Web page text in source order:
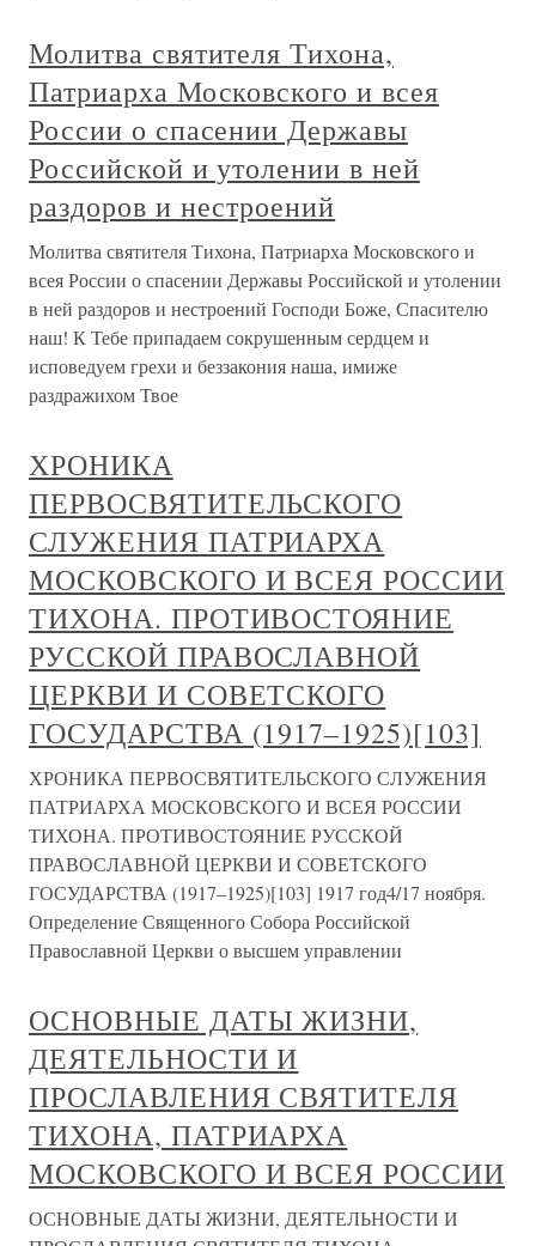
Молитва святителя Тихона,
Патриарха Московского и всея
России о спасении Державы
Российской и утолении в ней
раздоров и нестроений
Молитва святителя Тихона, Патриарха Московского и
всея России о спасении Державы Российской и утолении
в ней раздоров и нестроений Господи Боже, Спасителю
наш! К Тебе припадаем сокрушенным сердцем и
исповедуем грехи и беззакония наша, имиже
раздражихом Твое
ХРОНИКА
ПЕРВОСВЯТИТЕЛЬСКОГО
СЛУЖЕНИЯ ПАТРИАРХА
МОСКОВСКОГО И ВСЕЯ РОССИИ
ТИХОНА. ПРОТИВОСТОЯНИЕ
РУССКОЙ ПРАВОСЛАВНОЙ
ЦЕРКВИ И СОВЕТСКОГО
ГОСУДАРСТВА (1917–1925)[103]
ХРОНИКА ПЕРВОСВЯТИТЕЛЬСКОГО СЛУЖЕНИЯ
ПАТРИАРХА МОСКОВСКОГО И ВСЕЯ РОССИИ
ТИХОНА. ПРОТИВОСТОЯНИЕ РУССКОЙ
ПРАВОСЛАВНОЙ ЦЕРКВИ И СОВЕТСКОГО
ГОСУДАРСТВА (1917–1925)[103] 1917 год4/17 ноября.
Определение Священного Собора Российской
Православной Церкви о высшем управлении
ОСНОВНЫЕ ДАТЫ ЖИЗНИ,
ДЕЯТЕЛЬНОСТИ И
ПРОСЛАВЛЕНИЯ СВЯТИТЕЛЯ
ТИХОНА, ПАТРИАРХА
МОСКОВСКОГО И ВСЕЯ РОССИИ
ОСНОВНЫЕ ДАТЫ ЖИЗНИ, ДЕЯТЕЛЬНОСТИ И